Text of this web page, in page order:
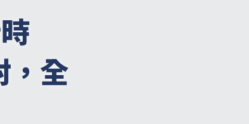
，全